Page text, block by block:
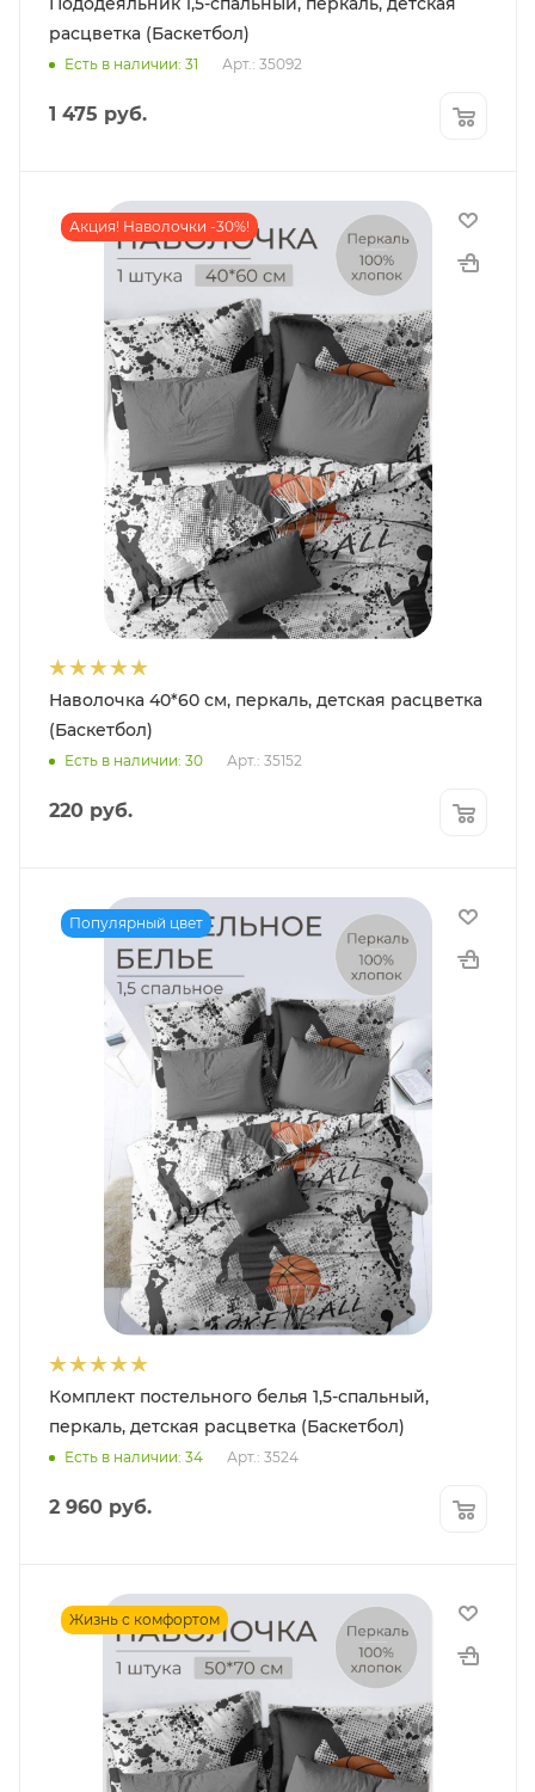
расцветка (Баскетбол)
Есть в наличии: 31 Арт.: 35092
1 475 руб.
Акция! Наволочки -30%!
Наволочка 40*60 см, перкаль, детская расцветка
(Баскетбол)
Есть в наличии: 30 Арт.: 35152
220 руб.
Популярный цвет
Комплект постельного белья 1,5-спальный,
перкаль, детская расцветка (Баскетбол)
Есть в наличии: 34 Арт.: 3524
2 960 руб.
Жизнь с комфортом